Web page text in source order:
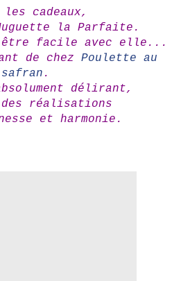
les cadeaux,
la Parfaite.
être facile avec elle...
de chez Poulette au
safran .
délirant,
réalisations
et harmonie.